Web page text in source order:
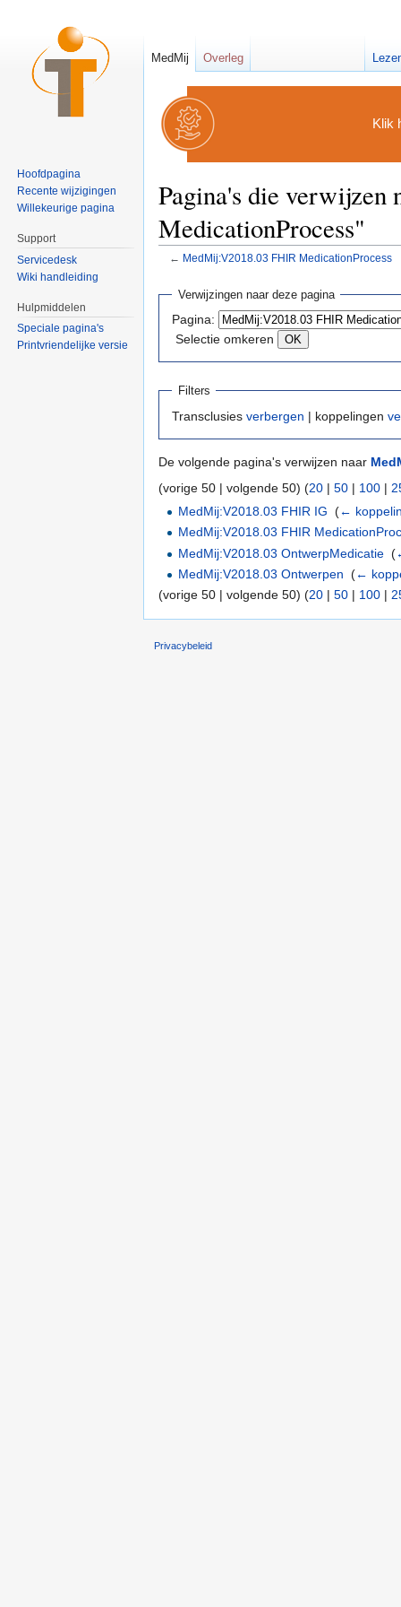
Klik
Pagina's die
MedicationProcess"
← MedMij:V2018.03 FHIR MedicationProcess
Verwijzingen naar deze pagina
Pagina:
Selectie omkeren
Filters
Transclusies verbergen | koppelingen
De volgende pagina's verwijzen naar
(vorige 50 | volgende 50) (20 | 50 | 100 |
MedMij:V2018.03 FHIR IG ‎(←
MedMij:V2018.03 FHIR
MedMij:V2018.03 OntwerpMedicatie ‎(
MedMij:V2018.03 Ontwerpen ‎(←
(vorige 50 | volgende 50) (20 | 50 | 100 |
MedMij Overleg
Hoofdpagina
Recente wijzigingen
Willekeurige pagina
Support
Servicedesk
Wiki handleiding
Hulpmiddelen
Speciale pagina's
Printvriendelijke versie
Privacybeleid